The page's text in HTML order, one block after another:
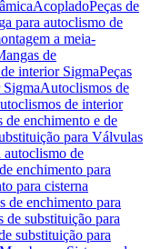
AcopladoPeças de
para autoclismo de
a meia-
de
interior SigmaPeças
Autoclismos de
de interior
de enchimento e de
para Válvulas
autoclismo de
enchimento para
para cisterna
de enchimento para
de substituição para
substituição para